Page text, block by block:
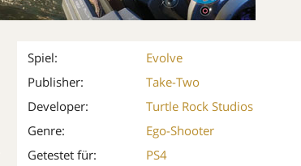
Spiel:
Evolve
Publisher:
Take-Two
Developer:
Turtle Rock Studios
Genre:
Ego-Shooter
Getestet für:
PS4